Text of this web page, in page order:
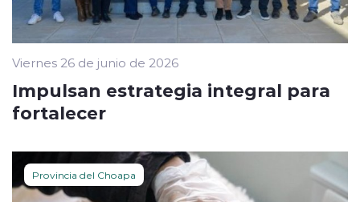
Viernes 26 de junio de 2026
Impulsan estrategia integral para
fortalecer
Provincia del Choapa